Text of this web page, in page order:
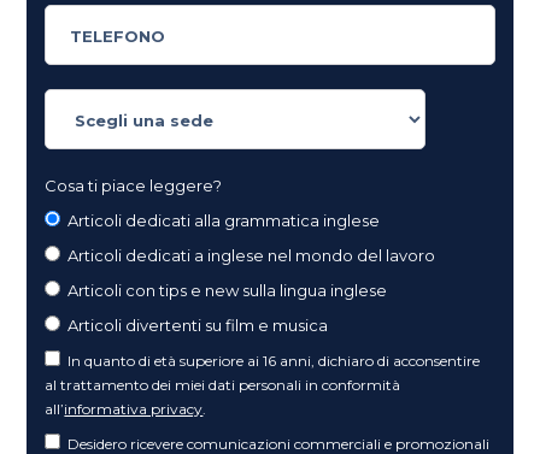
Cosa ti piace leggere?
Articoli dedicati alla grammatica inglese
Articoli dedicati a inglese nel mondo del lavoro
Articoli con tips e new sulla lingua inglese
Articoli divertenti su film e musica
In quanto di età superiore ai 16 anni, dichiaro di acconsentire
al trattamento dei miei dati personali in conformità
all’informativa privacy
Desidero ricevere comunicazioni commerciali e promozionali